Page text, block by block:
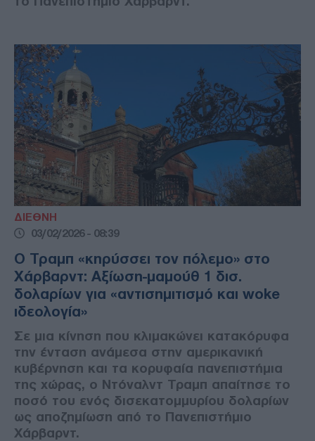
ΔΙΕΘΝΗ
03/02/2026 - 08:39
Ο Τραμπ «κηρύσσει τον πόλεμο» στο
Χάρβαρντ: Αξίωση-μαμούθ 1 δισ.
δολαρίων για «αντισημιτισμό και woke
ιδεολογία»
Σε μια κίνηση που κλιμακώνει κατακόρυφα
την ένταση ανάμεσα στην αμερικανική
κυβέρνηση και τα κορυφαία πανεπιστήμια
της χώρας, ο Ντόναλντ Τραμπ απαίτησε το
ποσό του ενός δισεκατομμυρίου δολαρίων
ως αποζημίωση από το Πανεπιστήμιο
Χάρβαρντ.